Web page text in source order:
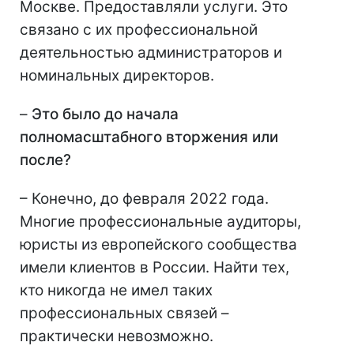
Москве. Предоставляли услуги. Это
связано с их профессиональной
деятельностью администраторов и
номинальных директоров.
– Это было до начала
полномасштабного вторжения или
после?
– Конечно, до февраля 2022 года.
Многие профессиональные аудиторы,
юристы из европейского сообщества
имели клиентов в России. Найти тех,
кто никогда не имел таких
профессиональных связей –
практически невозможно.